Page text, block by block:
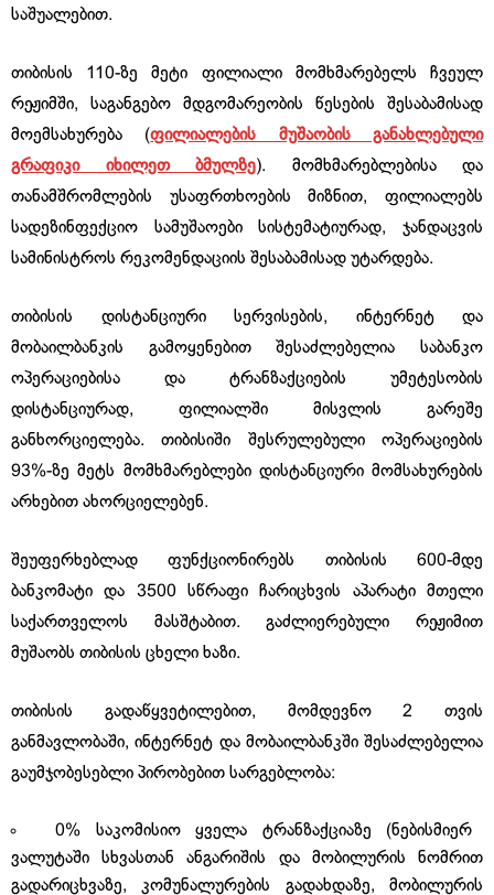
საშუალებით.
თიბისის 110-ზე მეტი ფილიალი მომხმარებელს ჩვეულ
რეჟიმში, საგანგებო მდგომარეობის წესების შესაბამისად
მოემსახურება (ფილიალების მუშაობის განახლებული
გრაფიკი იხილეთ ბმულზე). მომხმარებლებისა და
თანამშრომლების უსაფრთხოების მიზნით, ფილიალებს
სადეზინფექციო სამუშაოები სისტემატიურად, ჯანდაცვის
სამინისტროს რეკომენდაციის შესაბამისად უტარდება.
თიბისის დისტანციური სერვისების, ინტერნეტ და
მობაილბანკის გამოყენებით შესაძლებელია საბანკო
ოპერაციებისა და ტრანზაქციების უმეტესობის
დისტანციურად, ფილიალში მისვლის გარეშე
განხორციელება. თიბისიში შესრულებული ოპერაციების
93%-ზე მეტს მომხმარებლები დისტანციური მომსახურების
არხებით ახორციელებენ.
შეუფერხებლად ფუნქციონირებს თიბისის 600-მდე
ბანკომატი და 3500 სწრაფი ჩარიცხვის აპარატი მთელი
საქართველოს მასშტაბით. გაძლიერებული რეჟიმით
მუშაობს თიბისის ცხელი ხაზი.
თიბისის გადაწყვეტილებით, მომდევნო 2 თვის
განმავლობაში, ინტერნეტ და მობაილბანკში შესაძლებელია
გაუმჯობესებლი პირობებით სარგებლობა:
0% საკომისიო ყველა ტრანზაქციაზე (ნებისმიერ
ვალუტაში სხვასთან ანგარიშის და მობილურის ნომრით
გადარიცხვაზე, კომუნალურების გადახდაზე, მობილურის